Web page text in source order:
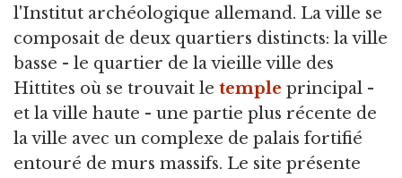
l'Institut archéologique allemand. La ville se
composait de deux quartiers distincts: la ville
basse - le quartier de la vieille ville des
Hittites où se trouvait le temple principal -
et la ville haute - une partie plus récente de
la ville avec un complexe de palais fortifié
entouré de murs massifs. Le site présente